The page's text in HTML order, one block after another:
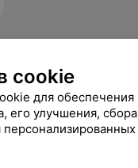
cookie
для обеспечения
его улучшения, сбора
персонализированных